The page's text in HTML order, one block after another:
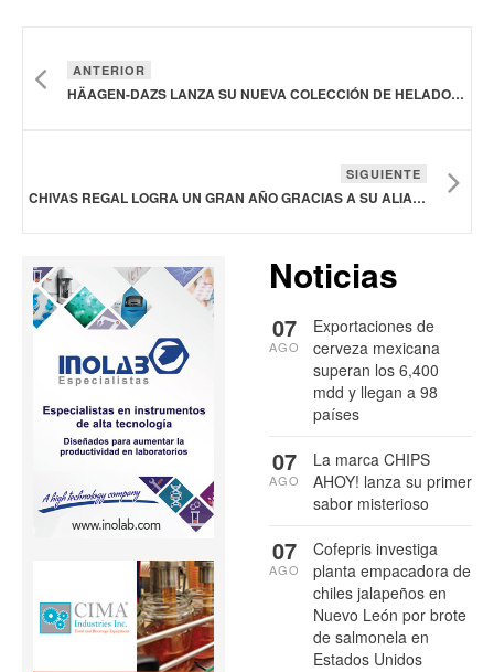
ANTERIOR
HÄAGEN-DAZS LANZA SU NUEVA COLECCIÓN DE HELADOS EMILY IN PARIS
SIGUIENTE
CHIVAS REGAL LOGRA UN GRAN AÑO GRACIAS A SU ALIANZA MULTINACIONAL CON UN GRUPO DE FÚTBOL
Noticias
Exportaciones de
cerveza mexicana
superan los 6,400
mdd y llegan a 98
países
07
AGO
La marca CHIPS
AHOY! lanza su primer
sabor misterioso
07
AGO
Cofepris investiga
planta empacadora de
chiles jalapeños en
Nuevo León por brote
de salmonela en
Estados Unidos
07
AGO